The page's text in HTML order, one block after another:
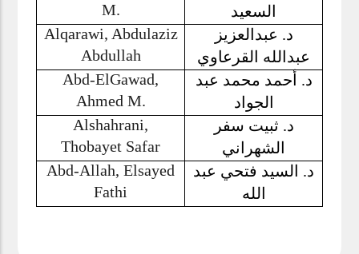
السعيد
M.
د. عبدالعزيز
عبدالله القرعاوي
Alqarawi, Abdulaziz
Abdullah
د. أحمد محمد عبد
الجواد
Abd-ElGawad,
Ahmed M.
د. ثبيت سفر
الشهراني
Alshahrani,
Thobayet Safar
د. السيد فتحي عبد
الله
Abd-Allah, Elsayed
Fathi